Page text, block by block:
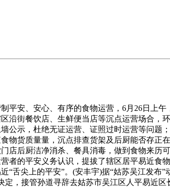
安、安心、有序的食物运营，6月26日上午
街餐饮店、生鲜便当店等沉点运营场合，
示，杜绝无证运营、证照过时运营等问题
货质量量，沉点排查货架及后厨能否存正
后厨洁净消杀、餐具消毒，做到食物来历
的平安义务认识，提拔了辖区居平易近食
舌尖上的平安”。(安丰宇)据“姑苏吴江发布
，接管孙道寻辞去姑苏市吴江区人平易近